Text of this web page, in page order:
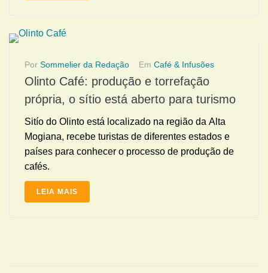
Por Sommelier da Redação Em Café & Infusões
Olinto Café: produção e torrefação
própria, o sítio está aberto para turismo
Sitío do Olinto está localizado na região da Alta
Mogiana, recebe turistas de diferentes estados e
países para conhecer o processo de produção de
cafés.
LEIA MAIS